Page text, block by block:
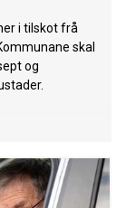
i tilskot frå
skal
og